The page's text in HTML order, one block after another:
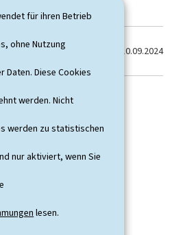
für ihren Betrieb
ohne Nutzung
Daten. Diese Cookies
werden. Nicht
werden zu statistischen
nur aktiviert, wenn Sie
lesen.
letzten Mal aktualisiert am 10.09.2024